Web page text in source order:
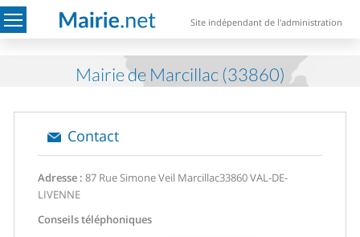
Site indépendant de l'administration
Mairie de Marcillac (33860)
Contact
Adresse : 87 Rue Simone Veil Marcillac33860 VAL-DE-
LIVENNE
Conseils téléphoniques